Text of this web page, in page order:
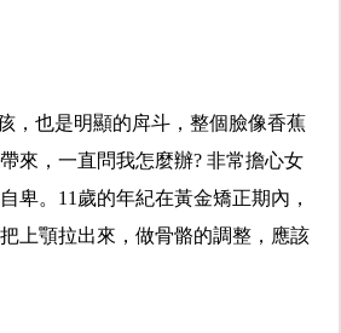
，也是明顯的戽斗，整個臉像香蕉
來，一直問我怎麼辦? 非常擔心女
卑。11歲的年紀在黃金矯正期內，
上顎拉出來，做骨骼的調整，應該